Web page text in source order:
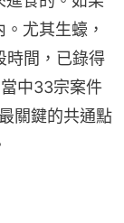
尤其生蠔，
時間，已錄得
中33宗案件
關鍵的共通點